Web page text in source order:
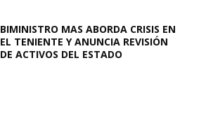
BIMINISTRO MAS ABORDA CRISIS EN
EL TENIENTE Y ANUNCIA REVISIÓN
DE ACTIVOS DEL ESTADO